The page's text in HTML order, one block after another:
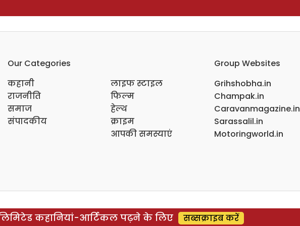
Our Categories
कहानी
राजनीति
समाज
संपादकीय
लाइफ स्टाइल
फिल्म
हेल्थ
क्राइम
आपकी समस्याएं
Group Websites
Grihshobha.in
Champak.in
Caravanmagazine.in
Sarassalil.in
Motoringworld.in
कहानियां-आर्टिकल पढ़ने के लिए सब्सक्राइब करें